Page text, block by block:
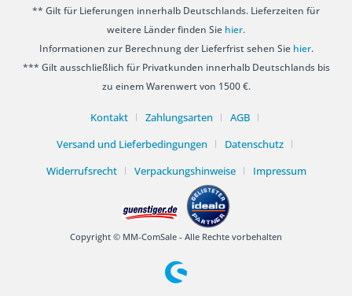
** Gilt für Lieferungen innerhalb Deutschlands. Lieferzeiten für
weitere Länder finden Sie hier.
Informationen zur Berechnung der Lieferfrist sehen Sie hier.
*** Gilt ausschließlich für Privatkunden innerhalb Deutschlands bis
zu einem Warenwert von 1500 €.
Kontakt Zahlungsarten
AGB
Versand und Lieferbedingungen
Datenschutz
Widerrufsrecht
Verpackungshinweise Impressum
Copyright © MM-ComSale - Alle Rechte vorbehalten